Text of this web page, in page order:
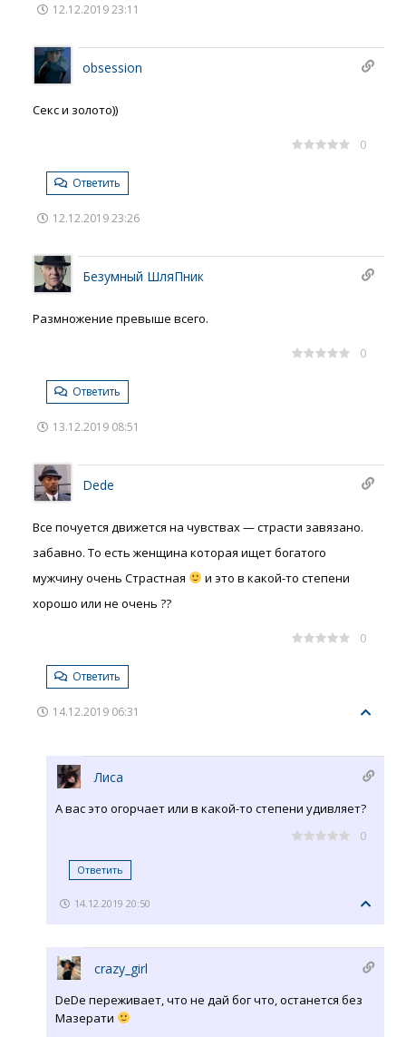
12.12.2019 23:11
obsession
Секс и золото))
0
Ответить
12.12.2019 23:26
Безумный ШляПник
Размножение превыше всего.
0
Ответить
13.12.2019 08:51
Dede
Все почуется движется на чувствах — страсти завязано.
забавно. То есть женщина которая ищет богатого
мужчину очень Страстная
и это в какой-то степени
хорошо или не очень ??
0
Ответить
14.12.2019 06:31
Лиса
А вас это огорчает или в какой-то степени удивляет?
0
Ответить
14.12.2019 20:50
crazy_girl
DeDe переживает, что не дай бог что, останется без
Мазерати